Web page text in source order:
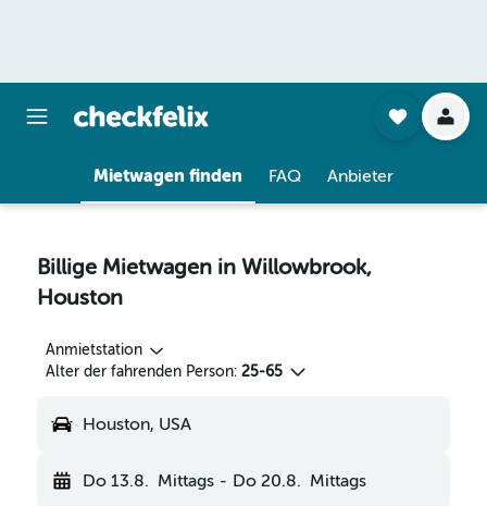
Mietwagen finden FAQ Anbieter
Billige Mietwagen in Willowbrook,
Houston
Anmietstation
Alter der fahrenden Person: 25-65
Houston, USA
Do 13.8. Mittags - Do 20.8. Mittags